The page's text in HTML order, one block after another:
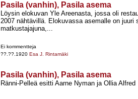
Pasila (vanhin), Pasila asema
Löysin elokuvan Yle Areenasta, jossa oli
2007 nähtävillä. Elokuvassa asemalle on juuri
matkustajajuna,...
Ei kommentteja
??.??.1920 Esa J. Rintamäki
Pasila (vanhin), Pasila asema
Ränni-​Pelleä esitti Aarne Nyman ja Ollia Alfred